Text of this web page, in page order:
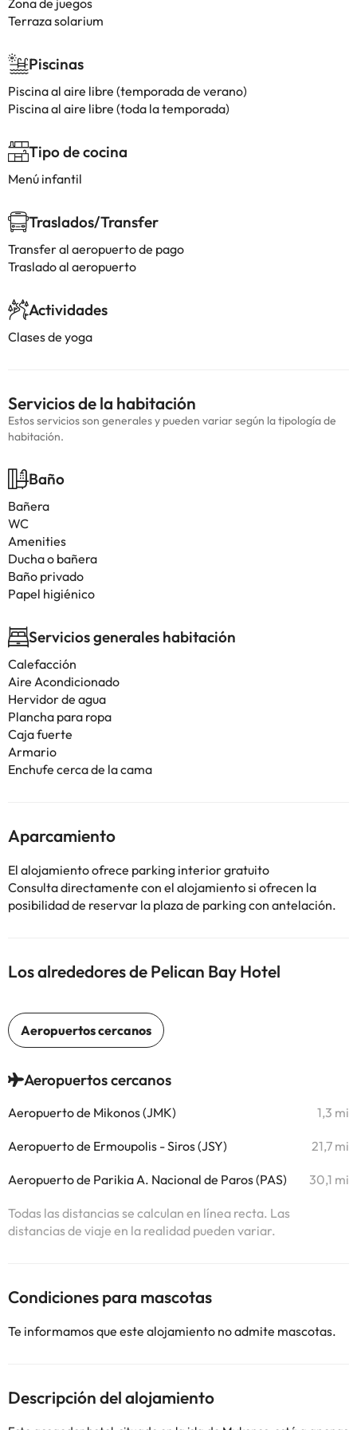
Zona de juegos
Terraza solarium
Piscinas
Piscina al aire libre (temporada de verano)
Piscina al aire libre (toda la temporada)
Tipo de cocina
Menú infantil
Traslados/Transfer
Transfer al aeropuerto de pago
Traslado al aeropuerto
Actividades
Clases de yoga
Servicios de la habitación
Estos servicios son generales y pueden variar según la tipología de
habitación.
Baño
Bañera
WC
Amenities
Ducha o bañera
Baño privado
Papel higiénico
Servicios generales habitación
Calefacción
Aire Acondicionado
Hervidor de agua
Plancha para ropa
Caja fuerte
Armario
Enchufe cerca de la cama
Aparcamiento
El alojamiento ofrece parking interior gratuito
Consulta directamente con el alojamiento si ofrecen la
posibilidad de reservar la plaza de parking con antelación.
Los alrededores de Pelican Bay Hotel
Aeropuertos cercanos
Aeropuerto de Mikonos (JMK) 1,3 mi
Aeropuerto de Ermoupolis - Siros (JSY) 21,7 mi
Aeropuerto de Parikia A. Nacional de Paros (PAS) 30,1 mi
Todas las distancias se calculan en línea recta. Las
distancias de viaje en la realidad pueden variar.
Condiciones para mascotas
Te informamos que este alojamiento no admite mascotas.
Descripción del alojamiento